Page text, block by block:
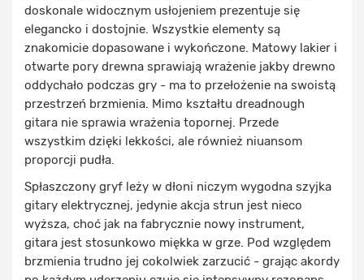
doskonale widocznym usłojeniem prezentuje się
elegancko i dostojnie. Wszystkie elementy są
znakomicie dopasowane i wykończone. Matowy lakier i
otwarte pory drewna sprawiają wrażenie jakby drewno
oddychało podczas gry - ma to przełożenie na swoistą
przestrzeń brzmienia. Mimo kształtu dreadnough
gitara nie sprawia wrażenia topornej. Przede
wszystkim dzięki lekkości, ale również niuansom
proporcji pudła.
Spłaszczony gryf leży w dłoni niczym wygodna szyjka
gitary elektrycznej, jedynie akcja strun jest nieco
wyższa, choć jak na fabrycznie nowy instrument,
gitara jest stosunkowo miękka w grze. Pod względem
brzmienia trudno jej cokolwiek zarzucić - grając akordy